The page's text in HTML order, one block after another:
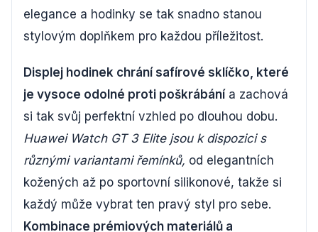
elegance a hodinky se tak snadno stanou
stylovým doplňkem pro každou příležitost.
Displej hodinek chrání safírové sklíčko, které
je vysoce odolné proti poškrábánía zachová
si tak svůj perfektní vzhled po dlouhou dobu.
Huawei Watch GT 3 Elite jsou k dispozici s
různými variantami řemínků, od elegantních
kožených až po sportovní silikonové, takže si
každý může vybrat ten pravý styl pro sebe.
Kombinace prémiových materiálů a